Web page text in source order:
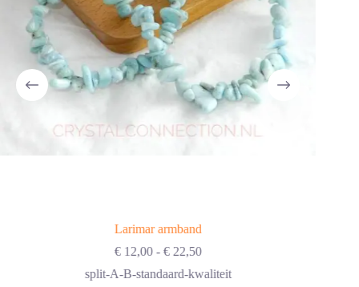
Larimar armband
€12,00 - €22,50Prijsklasse:
tot
split-A-B-standaard-kwaliteit